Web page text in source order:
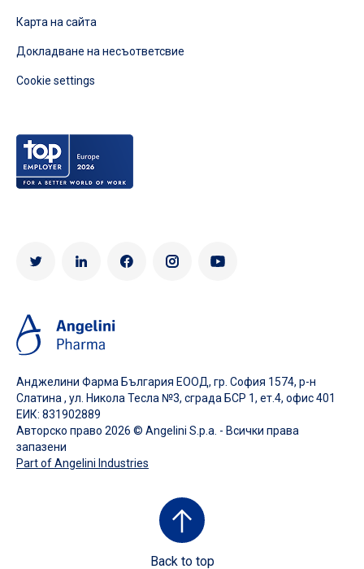
Карта на сайта
Докладване на несъответсвие
Cookie settings
Анджелини Фарма България ЕООД, гр. София 1574, р-н
Слатина , ул. Никола Тесла №3, сграда БСР 1, ет.4, офис 401
ЕИК: 831902889
Авторско право 2026 © Angelini S.p.a. - Всички права
запазени
Part of Angelini Industries
Back to top